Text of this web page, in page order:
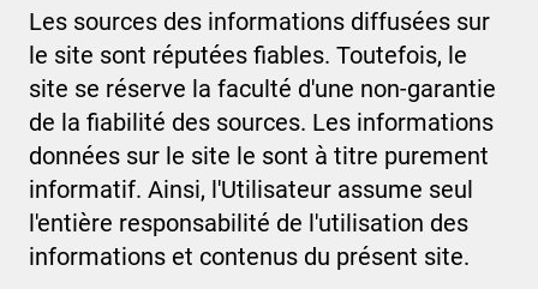
Les sources des informations diffusées sur
le site sont réputées fiables. Toutefois, le
site se réserve la faculté d'une non-garantie
de la fiabilité des sources. Les informations
données sur le site le sont à titre purement
informatif. Ainsi, l'Utilisateur assume seul
l'entière responsabilité de l'utilisation des
informations et contenus du présent site.